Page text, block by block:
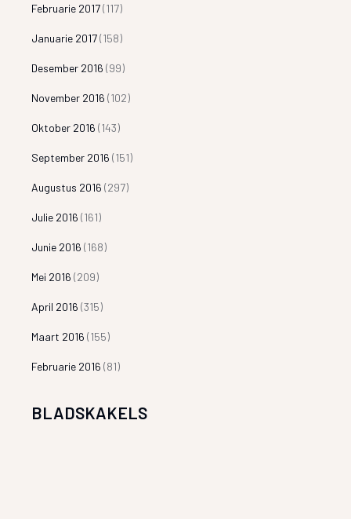
Februarie 2017(117)
Januarie 2017(158)
Desember 2016 (99)
November 2016 (102)
Oktober 2016 (143)
September 2016 (151)
Augustus 2016 (297)
Julie 2016 (161)
Junie 2016 (168)
Mei 2016 (209)
April 2016 (315)
Maart 2016 (155)
Februarie 2016 (81)
BLADSKAKELS